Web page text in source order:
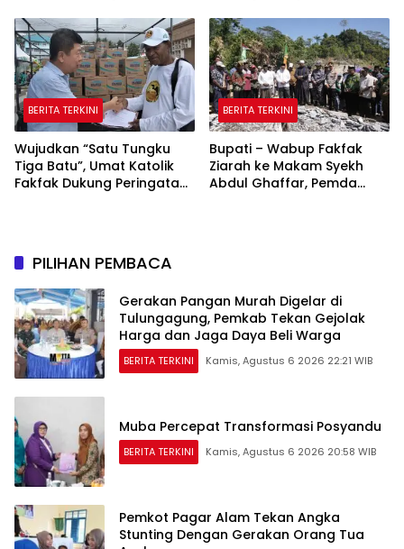
Papua
BERITA TERKINI
Wujudkan “Satu Tungku
Tiga Batu”, Umat Katolik
Fakfak Dukung Peringatan
BERITA TERKINI
Bupati – Wabup Fakfak
Ziarah ke Makam Syekh
Abdul Ghaffar, Pemda
PILIHAN PEMBACA
Gerakan Pangan Murah Digelar di
Tulungagung, Pemkab Tekan Gejolak
Harga dan Jaga Daya Beli Warga
BERITA TERKINI Kamis, Agustus 6 2026 22:21 WIB
Muba Percepat Transformasi Posyandu
BERITA TERKINI Kamis, Agustus 6 2026 20:58 WIB
Pemkot Pagar Alam Tekan Angka
Stunting Dengan Gerakan Orang Tua